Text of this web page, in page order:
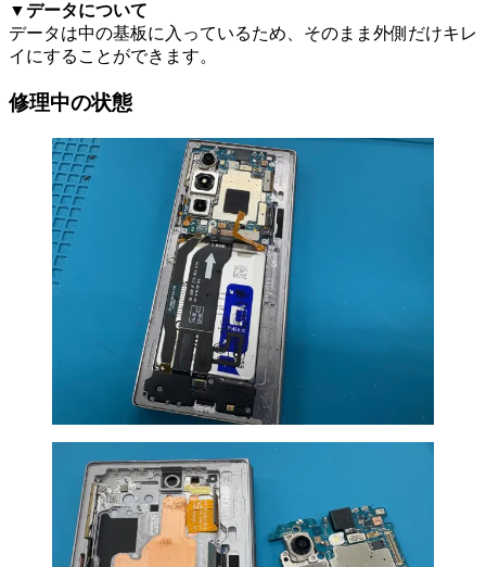
▼データについて
データは中の基板に入っているため、そのまま外側だけキレ
イにすることができます。
修理中の状態